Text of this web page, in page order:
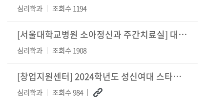
심리학과 조회수 1194
[서울대학교병원 소아정신과 주간치료실] 대학생 자원봉사자 모집
심리학과 조회수 1908
[창업지원센터] 2024학년도 성신여대 스타트업 아이디어 공모전(전북)
심리학과 조회수 984